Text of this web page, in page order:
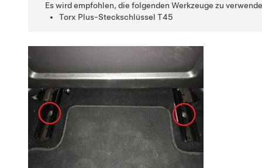
Es wird empfohlen, die folgenden Werkzeuge zu
Torx Plus-Steckschlüssel T45